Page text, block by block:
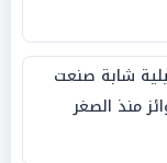
شابة صنعت
منذ الصغر